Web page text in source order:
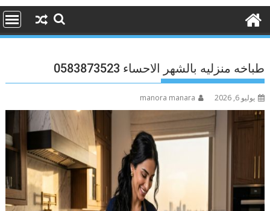
طباخه منزليه بالشهر الاحساء 0583873523
يوليو 6, 2026 manora manara